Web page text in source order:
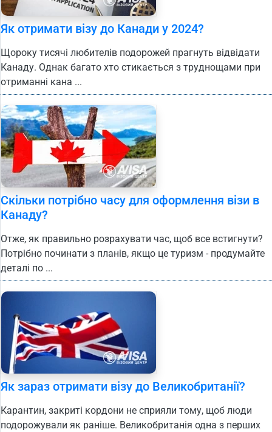
Як отримати візу до Канади у 2024?
Щороку тисячі любителів подорожей прагнуть відвідати
Канаду. Однак багато хто стикається з труднощами при
отриманні кана ...
Скільки потрібно часу для оформлення візи в
Канаду?
Отже, як правильно розрахувати час, щоб все встигнути?
Потрібно починати з планів, якщо це туризм - продумайте
деталі по ...
Як зараз отримати візу до Великобританії?
Карантин, закриті кордони не сприяли тому, щоб люди
подорожували як раніше. Великобританія одна з перших